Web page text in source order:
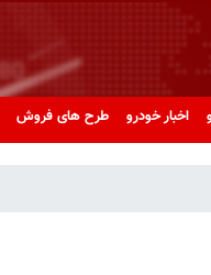
اخبار خودرو طرح های فروش